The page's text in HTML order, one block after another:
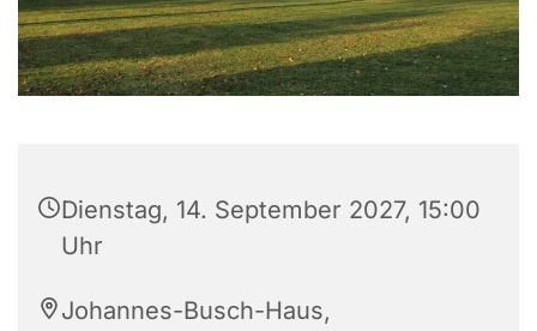
Dienstag, 14. September 2027, 15:00
Uhr
Johannes-Busch-Haus,